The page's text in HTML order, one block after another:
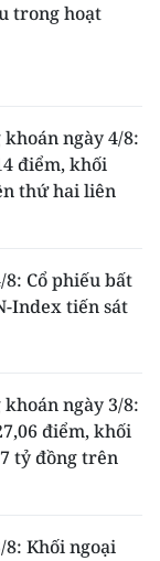
trong hoạt
ngày 4/8:
điểm, khối
thứ hai liên
Cổ phiếu bất
Index tiến sát
ngày 3/8:
điểm, khối
tỷ đồng trên
8: Khối ngoại